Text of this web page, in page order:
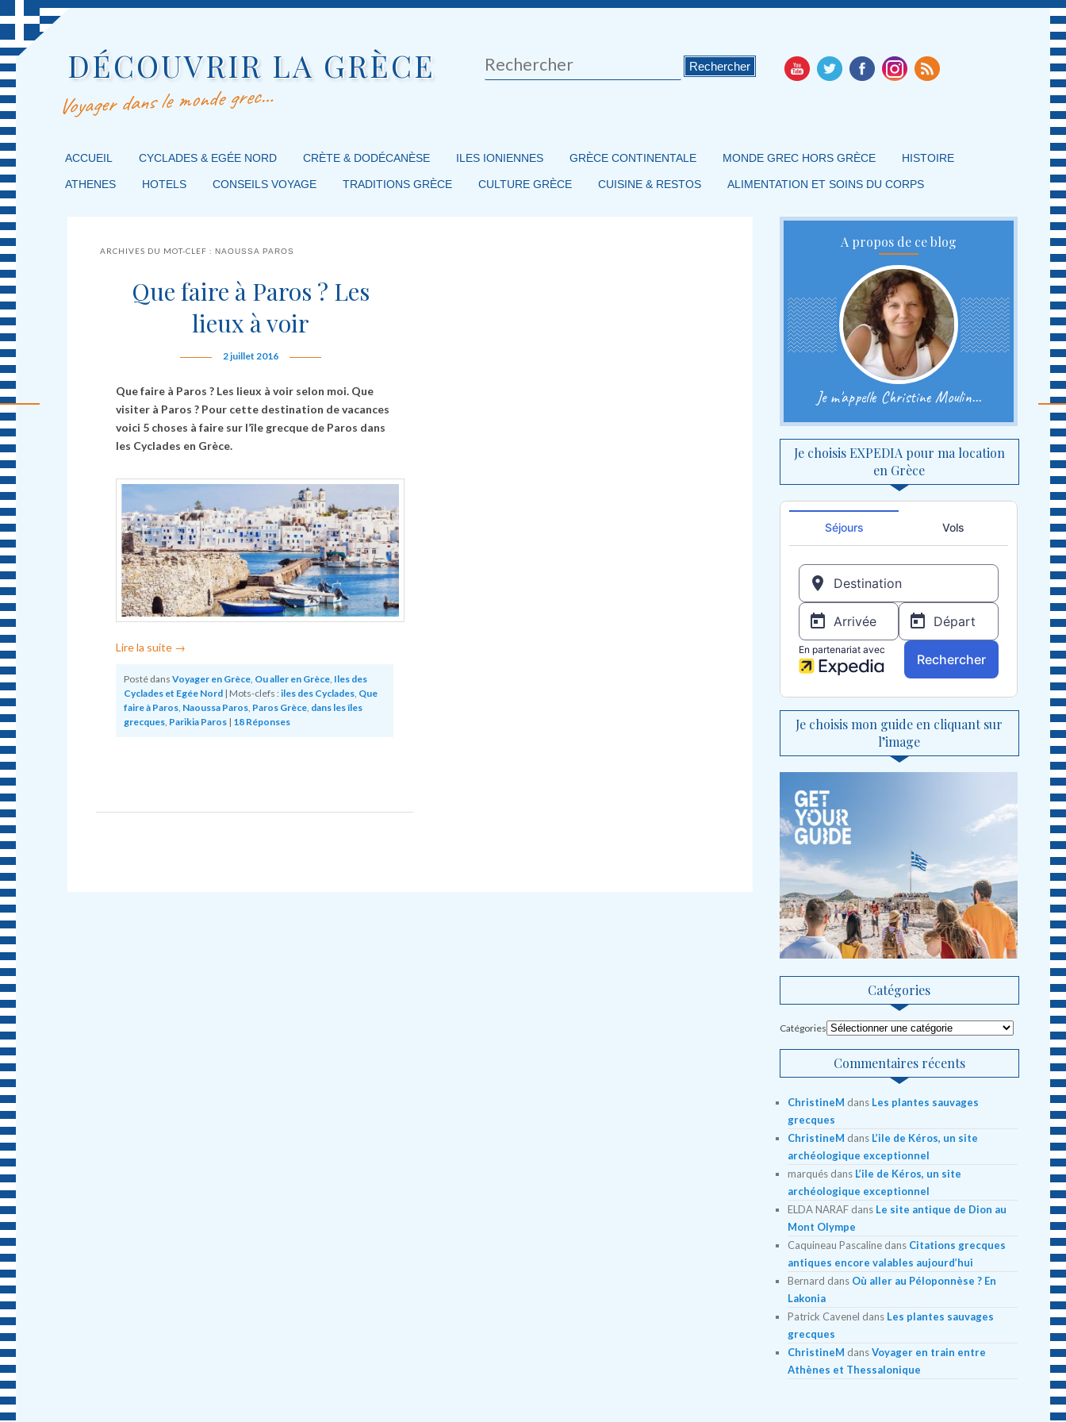
DÉCOUVRIR LA GRÈCE
Voyager dans le monde grec…
Rechercher
MENU PRINCIPAL
MASQUER LA NAVIGATION PRINCIPALE
MASQUER LA NAVIGATION SECONDAIRE
ACCUEIL CYCLADES & EGÉE NORD CRÈTE & DODÉCANÈSE ILES IONIENNES GRÈCE CONTINENTALE MONDE GREC HORS GRÈCE HISTOIRE
ATHENES HOTELS CONSEILS VOYAGE TRADITIONS GRÈCE CULTURE GRÈCE CUISINE & RESTOS ALIMENTATION ET SOINS DU CORPS
ARCHIVES DU MOT-CLEF :NAOUSSA PAROS
Que faire à Paros ? Les
lieux à voir
2 juillet 2016
Que faire à Paros ? Les lieux à voir selon moi. Que
visiter à Paros ? Pour cette destination de vacances
voici 5 choses à faire sur l’île grecque de Paros dans
les Cyclades en Grèce.
Lire la suite →
Posté dans Voyager en Grèce, Ou aller en Grèce, Iles des
Cyclades et Egée Nord | Mots-clefs : iles des Cyclades, Que
faire à Paros, Naoussa Paros, Paros Grèce, dans les îles
grecques, Parikia Paros | 18Réponses
A propos de ce blog
Je m'appelle Christine Moulin...
Je choisis EXPEDIA pour ma location
en Grèce
Je choisis mon guide en cliquant sur
l’image
Catégories
Catégories
Commentaires récents
ChristineM dans Les plantes sauvages
grecques
ChristineM dans L’ile de Kéros, un site
archéologique exceptionnel
marquésdans L’ile de Kéros, un site
archéologique exceptionnel
ELDA NARAFdans Le site antique de Dion au
Mont Olympe
Caquineau Pascalinedans Citations grecques
antiques encore valables aujourd’hui
Bernard dans Où aller au Péloponnèse ? En
Lakonia
Patrick Cavenel dans Les plantes sauvages
grecques
ChristineM dansVoyager en train entre
Athènes et Thessalonique